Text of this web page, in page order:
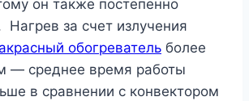
он также постепенно
Нагрев за счет излучения
обогреватель более
— среднее время работы
в сравнении с конвектором